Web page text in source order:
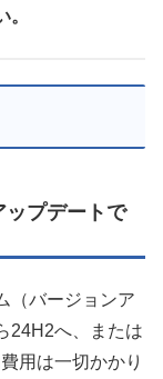
プデートで
（バージョンア
24H2へ、または
用は一切かかり